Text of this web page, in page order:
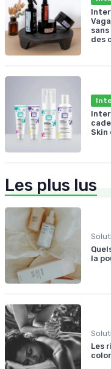
des
Skin
Les plus lus
la
Les